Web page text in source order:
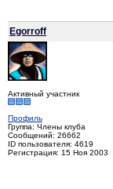
Egorroff
Активный участник
Профиль
Группа: Члены клуба
Сообщений: 26662
ID пользователя: 4619
Регистрация: 15 Ноя 2003